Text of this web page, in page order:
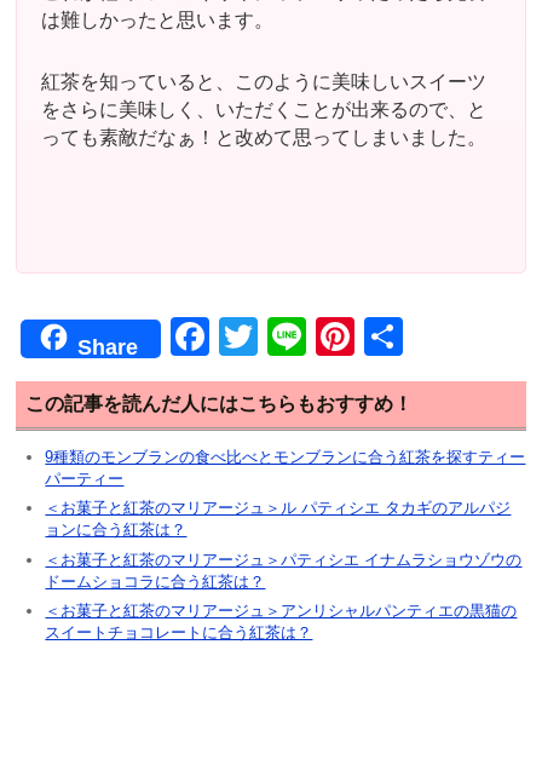
は難しかったと思います。
紅茶を知っていると、このように美味しいスイーツ
をさらに美味しく、いただくことが出来るので、と
っても素敵だなぁ！と改めて思ってしまいました。
Share
F
a
c
e
b
o
o
k
T
wi
tt
er
Li
n
e
Pi
nt
er
e
有
この記事を読んだ人にはこちらもおすすめ！
9種類のモンブランの食べ比べとモンブランに合う紅茶を探すティー
パーティー
＜お菓子と紅茶のマリアージュ＞ル パティシエ タカギのアルパジ
ョンに合う紅茶は？
＜お菓子と紅茶のマリアージュ＞パティシエ イナムラショウゾウの
ドームショコラに合う紅茶は？
＜お菓子と紅茶のマリアージュ＞アンリシャルパンティエの黒猫の
スイートチョコレートに合う紅茶は？